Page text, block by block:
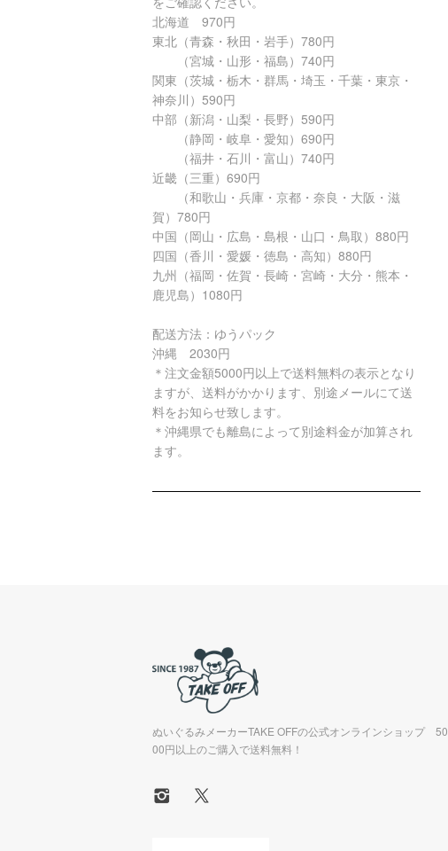
北海道 970円
東北（青森・秋田・岩手）780円
（宮城・山形・福島）740円
関東（茨城・栃木・群馬・埼玉・千葉・東京・
神奈川）590円
中部（新潟・山梨・長野）590円
（静岡・岐阜・愛知）690円
（福井・石川・富山）740円
近畿（三重）690円
（和歌山・兵庫・京都・奈良・大阪・滋
賀）780円
中国（岡山・広島・島根・山口・鳥取）880円
四国（香川・愛媛・徳島・高知）880円
九州（福岡・佐賀・長崎・宮崎・大分・熊本・
鹿児島）1080円
配送方法：ゆうパック
沖縄 2030円
＊注文金額5000円以上で送料無料の表示となり
ますが、送料がかかります、別途メールにて送
料をお知らせ致します。
＊沖縄県でも離島によって別途料金が加算され
ます。
ぬいぐるみメーカーTAKE OFFの公式オンラインショップ 50
00円以上のご購入で送料無料！